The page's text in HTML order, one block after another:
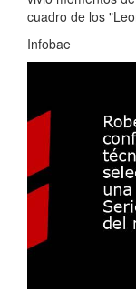
cuadro de los
Infobae